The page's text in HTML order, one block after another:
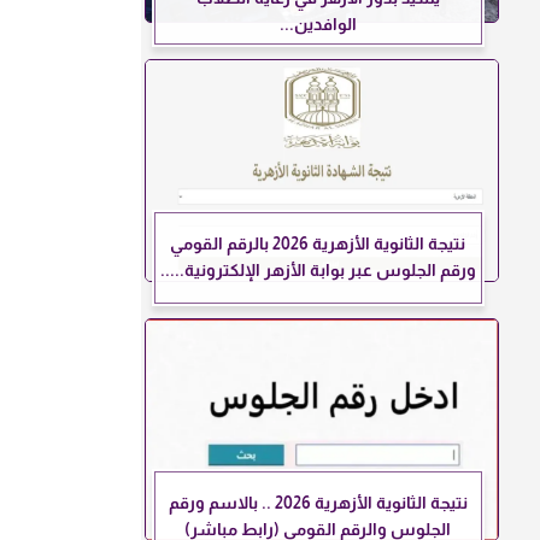
الوافدين...
نتيجة الثانوية الأزهرية 2026 بالرقم القومي
ورقم الجلوس عبر بوابة الأزهر الإلكترونية.....
نتيجة الثانوية الأزهرية 2026 .. بالاسم ورقم
الجلوس والرقم القومي (رابط مباشر)